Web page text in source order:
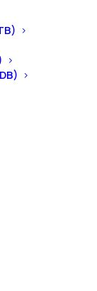
qualsiasi
solo
e
e la